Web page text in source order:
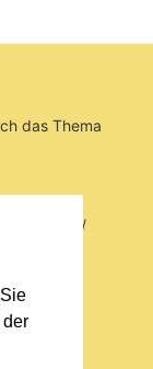
der
das Thema